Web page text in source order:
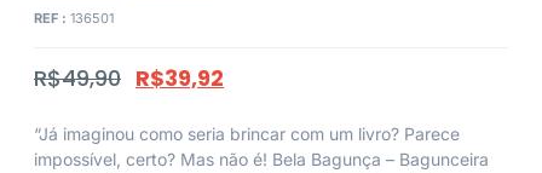
REF : 136501
R$49,90 R$39,92
“Já imaginou como seria brincar com um livro? Parece
impossível, certo? Mas não é! Bela Bagunça – Bagunceira